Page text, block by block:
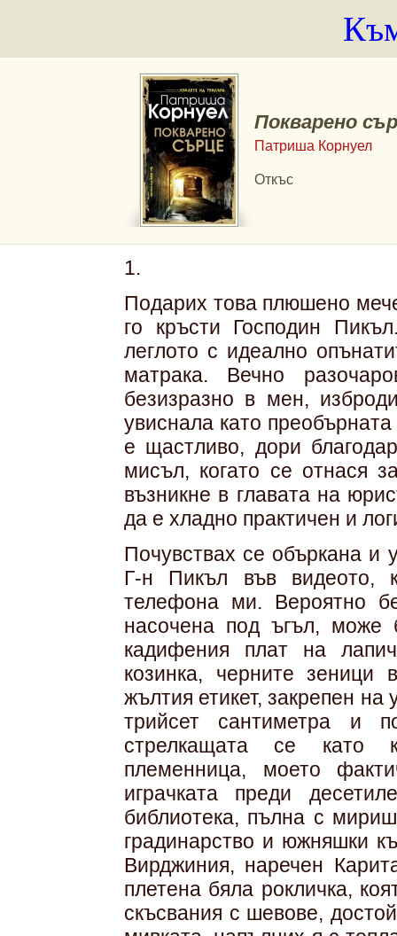
Покварено
Патриша Корнуел
Откъс
1.
Подарих това плюшено
го кръсти Господин
леглото с идеално
матрака. Вечно
безизразно в мен,
увиснала като
е щастливо, дори
мисъл, когато се отнася
възникне в главата на
да е хладно практичен и
Почувствах се объркана и
Г-н Пикъл във видеото,
телефона ми. Вероятно
насочена под ъгъл, може
кадифения плат на
козинка, черните зеници
жълтия етикет, закрепен
трийсет сантиметра и
стрелкащата се като
племенница, моето
играчката преди
библиотека, пълна с
градинарство и южняшки
Вирджиния, наречен
плетена бяла рокличка,
скъсвания с шевове,